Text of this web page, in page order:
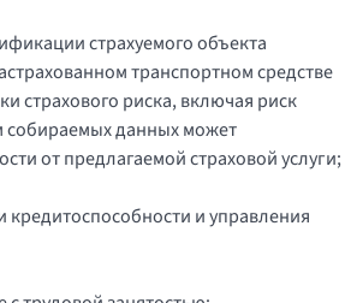
страхуемого объекта
транспортном средстве
страхового риска, включая риск
собираемых данных может
от предлагаемой страховой услуги;
и управления